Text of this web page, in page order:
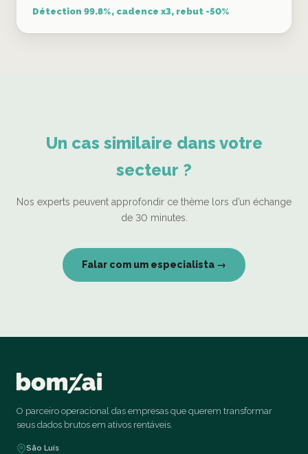
Détection 99.8%, cadence x3, rebut -50%
Un cas similaire dans votre
secteur ?
Nos experts peuvent approfondir ce thème lors d’un échange
de 30 minutes.
Falar com um especialista →
O parceiro operacional das empresas que querem transformar
seus dados brutos em ativos rentáveis.
São Luís